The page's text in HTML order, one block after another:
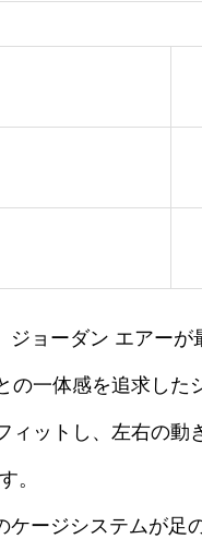
ョーダン エアー
の一体感を追求し
ィットし、左右の
。
ージシステムが